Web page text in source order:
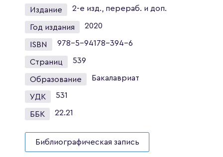
Издание 2-е изд., перераб. и доп.
Год издания 2020
ISBN 978-5-94178-394-6
Страниц 539
Образование Бакалавриат
УДК 531
ББК 22.21
Библиографическая запись